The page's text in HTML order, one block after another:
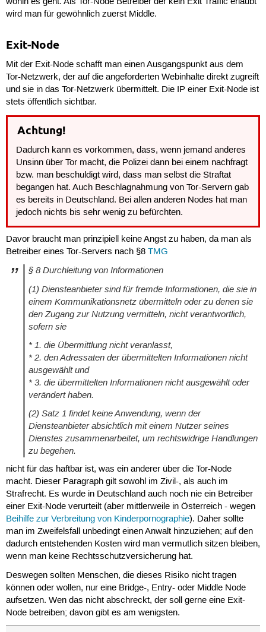
wird man für gewöhnlich zuerst Middle.
Exit-Node
Mit der Exit-Node schafft man einen Ausgangspunkt aus dem
Tor-Netzwerk, der auf die angeforderten Webinhalte direkt zugreift
und sie in das Tor-Netzwerk übermittelt. Die IP einer Exit-Node ist
stets öffentlich sichtbar.
Achtung!
Dadurch kann es vorkommen, dass, wenn jemand anderes
Unsinn über Tor macht, die Polizei dann bei einem nachfragt
bzw. man beschuldigt wird, dass man selbst die Straftat
begangen hat. Auch Beschlagnahmung von Tor-Servern gab
es bereits in Deutschland. Bei allen anderen Nodes hat man
jedoch nichts bis sehr wenig zu befürchten.
Davor braucht man prinzipiell keine Angst zu haben, da man als
Betreiber eines Tor-Servers nach §8 TMG
§ 8 Durchleitung von Informationen
(1) Diensteanbieter sind für fremde Informationen, die sie in
einem Kommunikationsnetz übermitteln oder zu denen sie
den Zugang zur Nutzung vermitteln, nicht verantwortlich,
sofern sie
* 1. die Übermittlung nicht veranlasst,
* 2. den Adressaten der übermittelten Informationen nicht
ausgewählt und
* 3. die übermittelten Informationen nicht ausgewählt oder
verändert haben.
(2) Satz 1 findet keine Anwendung, wenn der
Diensteanbieter absichtlich mit einem Nutzer seines
Dienstes zusammenarbeitet, um rechtswidrige Handlungen
zu begehen.
nicht für das haftbar ist, was ein anderer über die Tor-Node
macht. Dieser Paragraph gilt sowohl im Zivil-, als auch im
Strafrecht. Es wurde in Deutschland auch noch nie ein Betreiber
einer Exit-Node verurteilt (aber mittlerweile in Österreich - wegen
Beihilfe zur Verbreitung von Kinderpornographie). Daher sollte
man im Zweifelsfall unbedingt einen Anwalt hinzuziehen; auf den
dadurch entstehenden Kosten wird man vermutlich sitzen bleiben,
wenn man keine Rechtsschutzversicherung hat.
Deswegen sollten Menschen, die dieses Risiko nicht tragen
können oder wollen, nur eine Bridge-, Entry- oder Middle Node
aufsetzen. Wen das nicht abschreckt, der soll gerne eine Exit-
Node betreiben; davon gibt es am wenigsten.